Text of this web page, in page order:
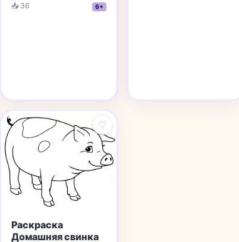
📥 36 6+
♡
Раскраска
Домашняя свинка